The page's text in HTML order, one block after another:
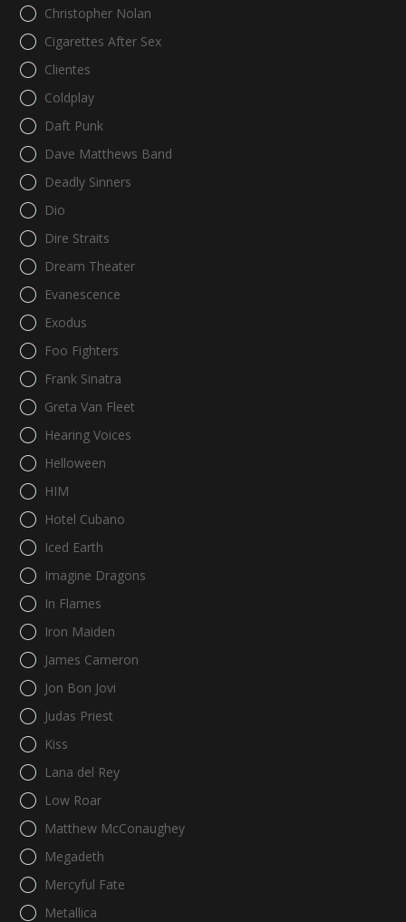
Christopher Nolan
Cigarettes After Sex
Clientes
Coldplay
Daft Punk
Dave Matthews Band
Deadly Sinners
Dio
Dire Straits
Dream Theater
Evanescence
Exodus
Foo Fighters
Frank Sinatra
Greta Van Fleet
Hearing Voices
Helloween
HIM
Hotel Cubano
Iced Earth
Imagine Dragons
In Flames
Iron Maiden
James Cameron
Jon Bon Jovi
Judas Priest
Kiss
Lana del Rey
Low Roar
Matthew McConaughey
Megadeth
Mercyful Fate
Metallica